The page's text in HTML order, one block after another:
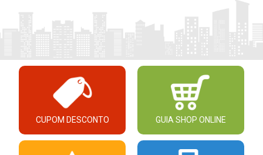
CUPOM DESCONTO GUIA SHOP ONLINE